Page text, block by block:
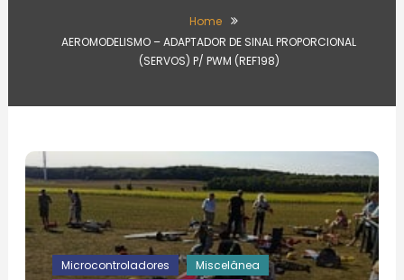
Home
AEROMODELISMO – ADAPTADOR DE SINAL PROPORCIONAL
(SERVOS) P/ PWM (REF198)
Microcontroladores
Miscelânea